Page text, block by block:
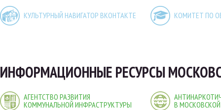
КУЛЬТУРНЫЙ НАВИГАТОР ВКОНТАКТЕ КОМИТЕТ ПО
ИНФОРМАЦИОННЫЕ РЕСУРСЫ
АГЕНТСТВО РАЗВИТИЯ
КОММУНАЛЬНОЙ ИНФРАСТРУКТУРЫ
В